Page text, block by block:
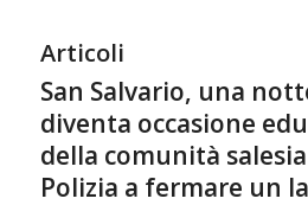
Articoli
San Salvario, una
diventa occasione
della comunità
Polizia a fermare un